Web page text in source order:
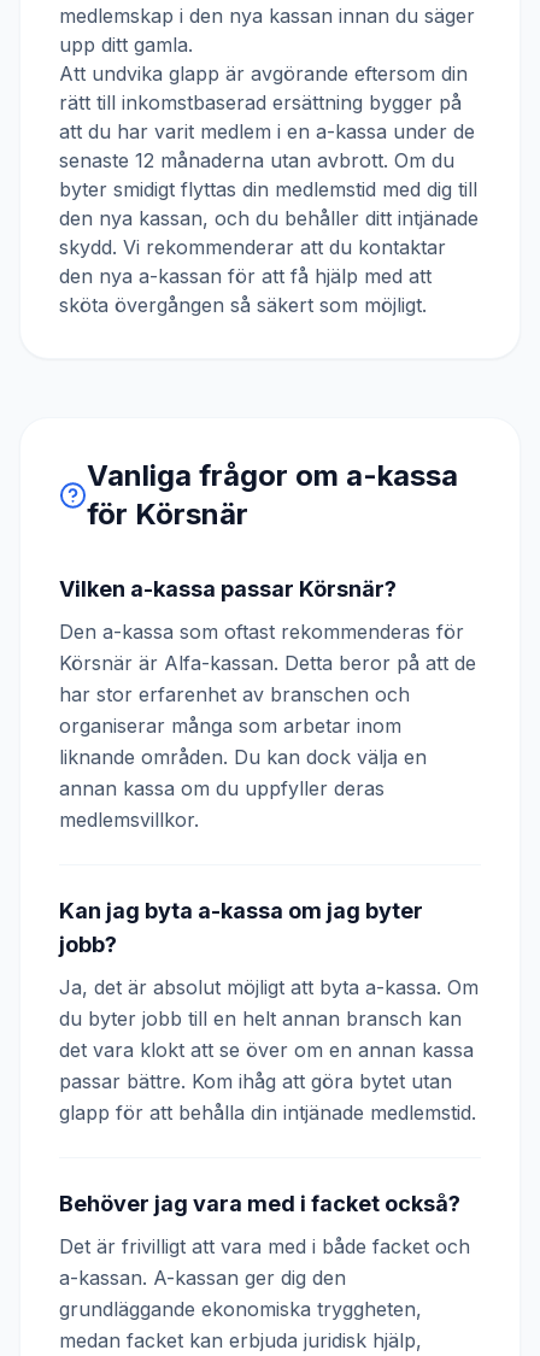
medlemskap i den nya kassan innan du säger
upp ditt gamla.
Att undvika glapp är avgörande eftersom din
rätt till inkomstbaserad ersättning bygger på
att du har varit medlem i en a-kassa under de
senaste 12 månaderna utan avbrott. Om du
byter smidigt flyttas din medlemstid med dig till
den nya kassan, och du behåller ditt intjänade
skydd. Vi rekommenderar att du kontaktar
den nya a-kassan för att få hjälp med att
sköta övergången så säkert som möjligt.
Vanliga frågor om a-kassa
för Körsnär
Vilken a-kassa passar Körsnär?
Den a-kassa som oftast rekommenderas för
Körsnär är Alfa-kassan. Detta beror på att de
har stor erfarenhet av branschen och
organiserar många som arbetar inom
liknande områden. Du kan dock välja en
annan kassa om du uppfyller deras
medlemsvillkor.
Kan jag byta a-kassa om jag byter
jobb?
Ja, det är absolut möjligt att byta a-kassa. Om
du byter jobb till en helt annan bransch kan
det vara klokt att se över om en annan kassa
passar bättre. Kom ihåg att göra bytet utan
glapp för att behålla din intjänade medlemstid.
Behöver jag vara med i facket också?
Det är frivilligt att vara med i både facket och
a-kassan. A-kassan ger dig den
grundläggande ekonomiska tryggheten,
medan facket kan erbjuda juridisk hjälp,